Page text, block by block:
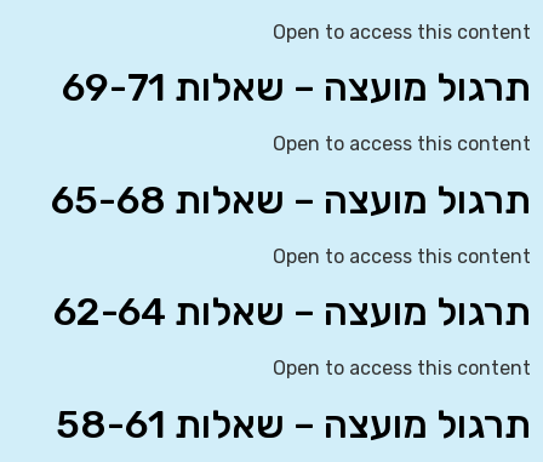
Open to access this content
תרגול מועצה – שאלות 69-71
Open to access this content
תרגול מועצה – שאלות 65-68
Open to access this content
תרגול מועצה – שאלות 62-64
Open to access this content
תרגול מועצה – שאלות 58-61